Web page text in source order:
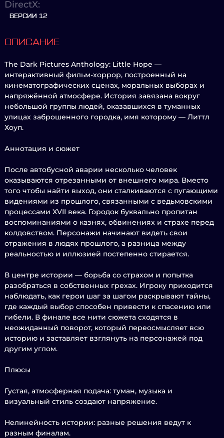
DirectX:
ВЕРСИИ 12
ОПИСАНИЕ
The Dark Pictures Anthology: Little Hope —
интерактивный фильм-хоррор, построенный на
кинематографических сценах, моральных выборах и
напряжённой атмосфере. История завязана вокруг
небольшой группы людей, оказавшихся в туманных
улицах заброшенного городка, имя которому — Литтл
Хоуп.
Аннотация и сюжет
После автобусной аварии несколько человек
оказываются отрезанными от внешнего мира. Вместо
того чтобы найти выход, они сталкиваются с пугающими
видениями из прошлого, связанными с ведьмовскими
процессами XVII века. Городок буквально пропитан
воспоминаниями о казнях, обвинениях и страхе перед
колдовством. Персонажи начинают видеть свои
отражения в людях прошлого, а разница между
реальностью и иллюзией постепенно стирается.
В центре истории — борьба со страхом и попытка
разобраться в собственных грехах. Игроку приходится
наблюдать, как герои шаг за шагом раскрывают тайны,
где каждый выбор способен привести к спасению или
гибели. В финале все нити сюжета сходятся в
неожиданный поворот, который переосмысляет всю
историю и заставляет взглянуть на персонажей под
другим углом.
Плюсы
Густая, атмосферная подача: туман, музыка и
визуальный стиль создают напряжение.
Нелинейность истории: разные решения ведут к
разным финалам.